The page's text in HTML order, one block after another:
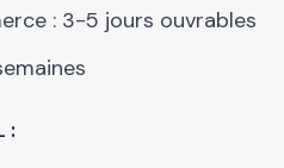
: 3-5 jours ouvrables
: